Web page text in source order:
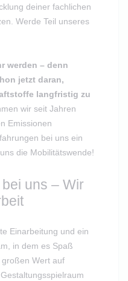
deiner fachlichen
Werde Teil unseres
werden – denn
jetzt daran,
lang­fristig zu
wir seit Jahren
Emissionen
bei uns ein
die Mobilitätswende!
uns – Wir
Einarbeitung und ein
in dem es Spaß
Wert auf